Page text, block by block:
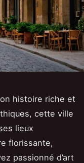
histoire riche et
cette ville
lieux
florissante,
passionné d’art